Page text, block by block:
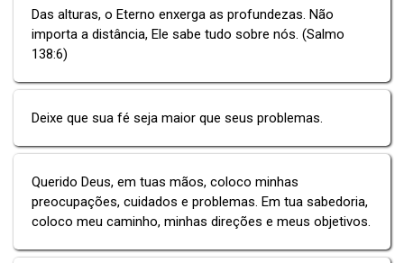
Das alturas, o Eterno enxerga as profundezas. Não
importa a distância, Ele sabe tudo sobre nós. (Salmo
138:6)
Deixe que sua fé seja maior que seus problemas.
Querido Deus, em tuas mãos, coloco minhas
preocupações, cuidados e problemas. Em tua sabedoria,
coloco meu caminho, minhas direções e meus objetivos.